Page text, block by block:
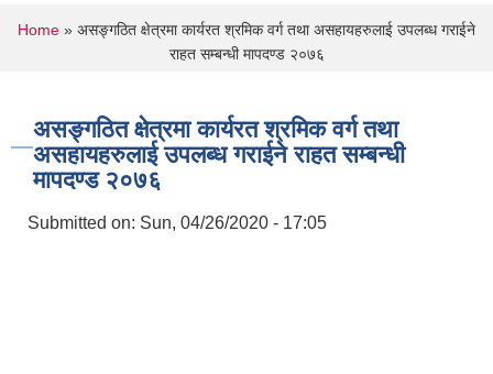
You are here
Home » असङ्गठित क्षेत्रमा कार्यरत श्रमिक वर्ग तथा असहायहरुलाई उपलब्ध गराईने
राहत सम्बन्धी मापदण्ड २०७६
असङ्गठित क्षेत्रमा कार्यरत श्रमिक वर्ग तथा
असहायहरुलाई उपलब्ध गराईने राहत सम्बन्धी
मापदण्ड २०७६
Submitted on: Sun, 04/26/2020 - 17:05